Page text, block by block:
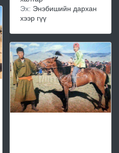
Эх: Энэбишийн дархан
хээр гүү